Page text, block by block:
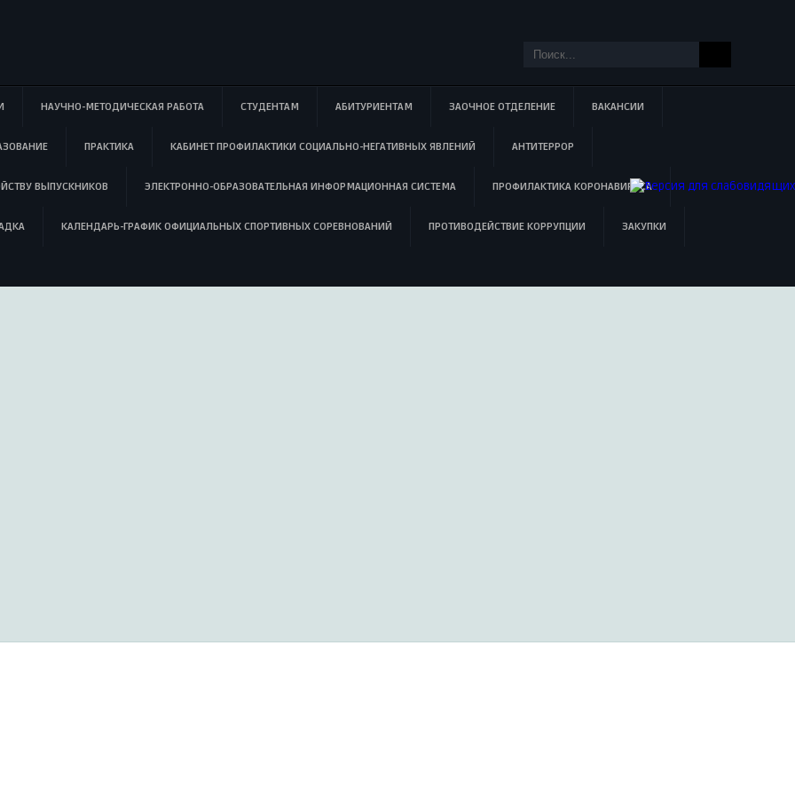
НАУЧНО-МЕТОДИЧЕСКАЯ РАБОТА СТУДЕНТАМ АБИТУРИЕНТАМ ЗАОЧНОЕ ОТДЕЛЕНИЕ ВАКАНСИИ
ПРАКТИКА КАБИНЕТ ПРОФИЛАКТИКИ СОЦИАЛЬНО-НЕГАТИВНЫХ ЯВЛЕНИЙ АНТИТЕРРОР
ВЫПУСКНИКОВ ЭЛЕКТРОННО-ОБРАЗОВАТЕЛЬНАЯ ИНФОРМАЦИОННАЯ СИСТЕМА ПРОФИЛАКТИКА КОРОНАВИРУСА
КАЛЕНДАРЬ-ГРАФИК ОФИЦИАЛЬНЫХ СПОРТИВНЫХ СОРЕВНОВАНИЙ ПРОТИВОДЕЙСТВИЕ КОРРУПЦИИ ЗАКУПКИ